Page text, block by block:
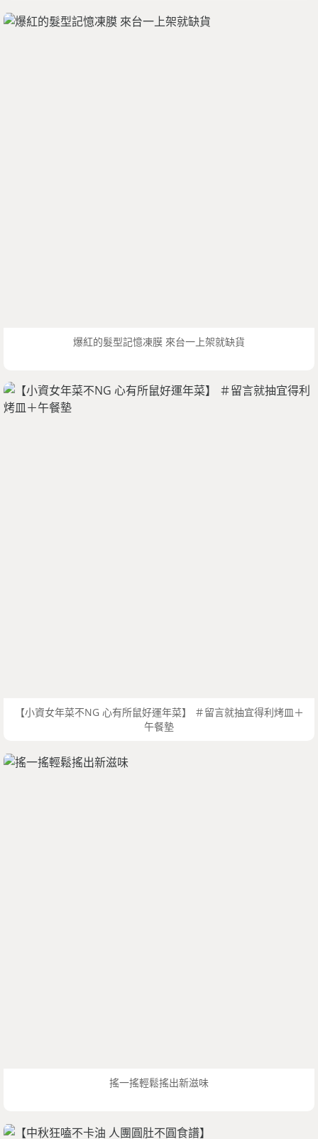
爆紅的髮型記憶凍膜 來台一上架就缺貨
【小資女年菜不NG 心有所鼠好運年菜】 ＃留言就抽宜得利烤皿＋
午餐墊
搖一搖輕鬆搖出新滋味